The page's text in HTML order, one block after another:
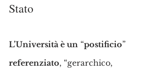
Stato
L’Università è un “postificio”
referenziato, “gerarchico,